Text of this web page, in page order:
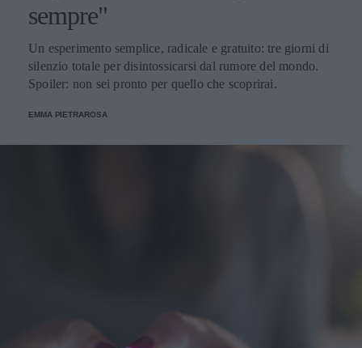
sempre"
Un esperimento semplice, radicale e gratuito: tre giorni di
silenzio totale per disintossicarsi dal rumore del mondo.
Spoiler: non sei pronto per quello che scoprirai.
EMMA PIETRAROSA